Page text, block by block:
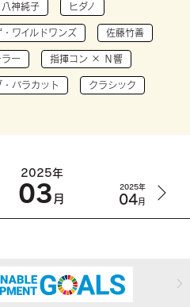
八神純子 ヒダノ
・ワイルドワンズ 佐藤竹善
ー 指揮コン × Ｎ響
バラカット クラシック
2025年
03 月
2025年
04月